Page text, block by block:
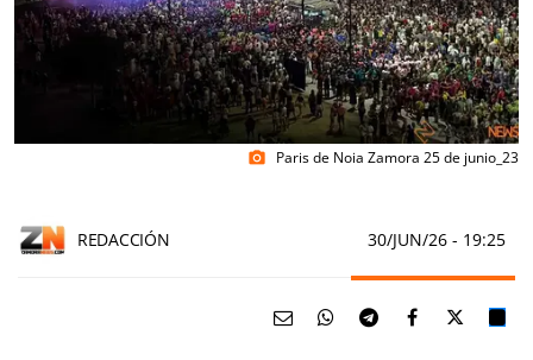
photo_camera Paris de Noia Zamora 25 de junio_23
REDACCIÓN 30/JUN/26 - 19:25